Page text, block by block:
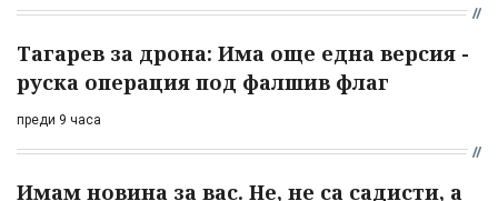
Тагарев за дрона: Има още една версия -
руска операция под фалшив флаг
преди 9 часа
Имам новина за вас. Не, не са садисти, а